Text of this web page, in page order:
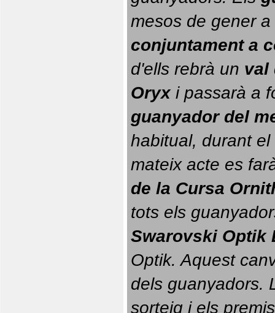
conjuntament a
d'ells rebrà un val
Oryx i passarà a
guanyador del
habitual, durant el
mateix acte es
de la Cursa
tots els
Swarovski Optik
Optik. Aquest
dels guanyadors.
sorteig i els